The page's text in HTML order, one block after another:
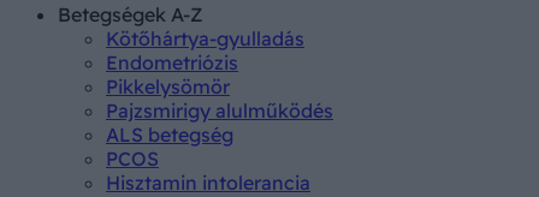
Betegségek A-Z
Kötőhártya-gyulladás
Endometriózis
Pikkelysömör
Pajzsmirigy alulműködés
ALS betegség
PCOS
Hisztamin intolerancia